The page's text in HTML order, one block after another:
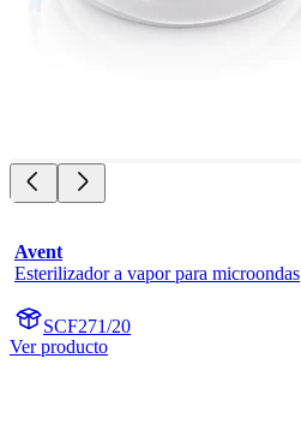
Avent
Esterilizador a vapor para microondas
SCF271/20
Ver producto